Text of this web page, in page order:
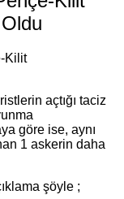
açtığı taciz
göre ise, aynı
1 askerin daha
şöyle ;